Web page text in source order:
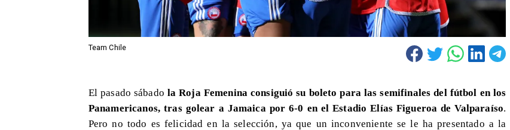
Team Chile
​El pasado sábado la Roja Femenina consiguió su boleto para las semifinales del fútbol en los
Panamericanos, tras golear a Jamaica por 6-0 en el Estadio Elías Figueroa de Valparaíso.
Pero no todo es felicidad en la selección, ya que un inconveniente se le ha presentado a la